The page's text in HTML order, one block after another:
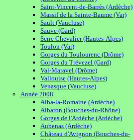
Saint-Vincent-de-Barrès (Ardèche)
Massif de la Sainte-Baume (Var)
Sault (Vaucluse)
Sauve (Gard)
Serre Chevalier (Hautes-Alpes)
Toulon (Var)
Gorges du Toulourenc (Drôme)
Gorges du Trévezel (Gard)
Val-Maravel (Drôme)
Vallouise (Hautes-Alpes)
Venasque (Vaucluse)
Année 2008
Alba-la-Romaine (Ardèche)
Albaron (Bouches-du-Rhône)
Gorges de l'Ardèche (Ardèche)
Aubenas (Ardèche)
Château d'Avignon (Bouches-du-